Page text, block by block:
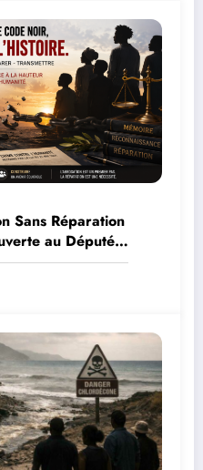
Sans Réparation
au Député